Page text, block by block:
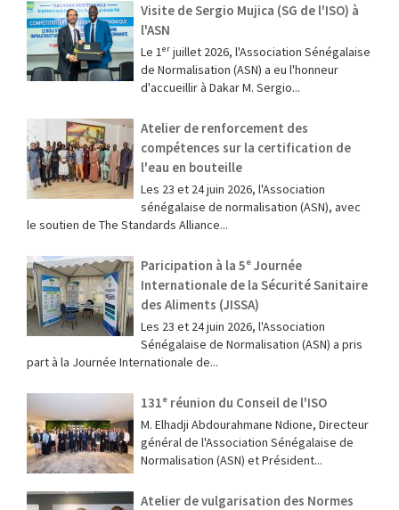
Visite de Sergio Mujica (SG de l'ISO) à
l'ASN
Le 1ᵉʳ juillet 2026, l'Association Sénégalaise
de Normalisation (ASN) a eu l'honneur
d'accueillir à Dakar M. Sergio...
Atelier de renforcement des
compétences sur la certification de
l'eau en bouteille
Les 23 et 24 juin 2026, l'Association
sénégalaise de normalisation (ASN), avec
le soutien de The Standards Alliance...
Paricipation à la 5ᵉ Journée
Internationale de la Sécurité Sanitaire
des Aliments (JISSA)
‎Les 23 et 24 juin 2026, l'Association
Sénégalaise de Normalisation (ASN) a pris
part à la Journée Internationale de...
131ᵉ réunion du Conseil de l'ISO
M. Elhadji Abdourahmane Ndione, Directeur
général de l'Association Sénégalaise de
Normalisation (ASN) et Président...
Atelier de vulgarisation des Normes